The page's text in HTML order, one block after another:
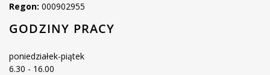
Regon: 000902955
GODZINY PRACY
poniedziałek-piątek
6.30 - 16.00